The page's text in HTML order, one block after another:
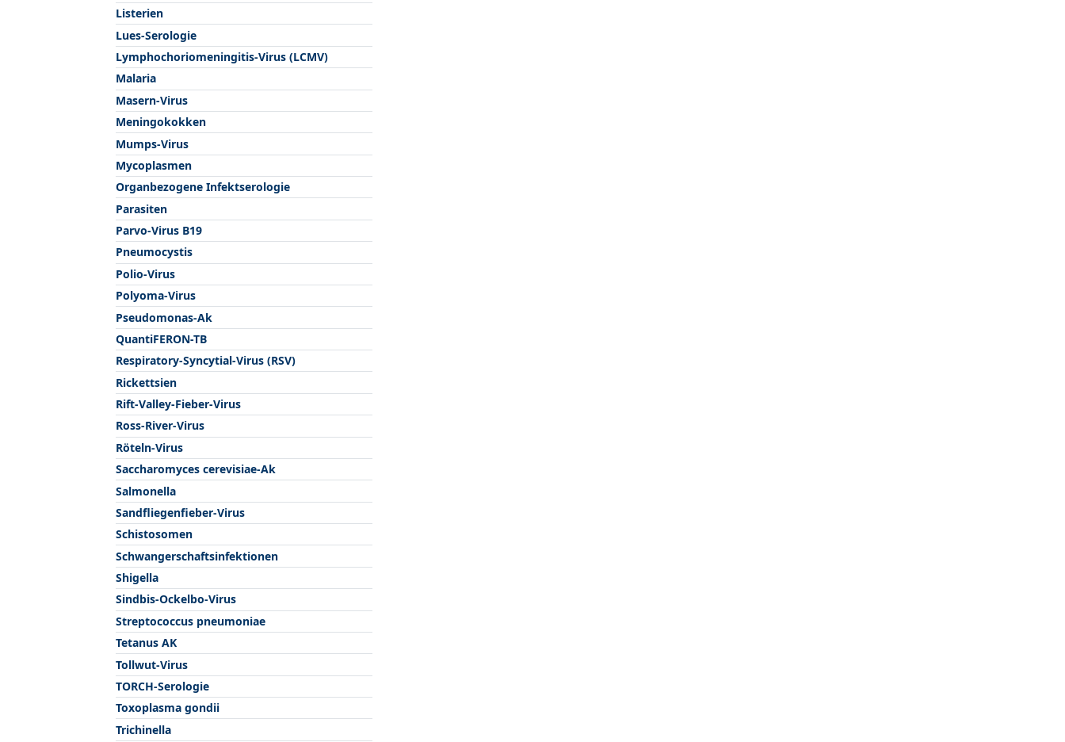
Listerien
Lues-Serologie
Lymphochoriomeningitis-Virus (LCMV)
Malaria
Masern-Virus
Meningokokken
Mumps-Virus
Mycoplasmen
Organbezogene Infektserologie
Parasiten
Parvo-Virus B19
Pneumocystis
Polio-Virus
Polyoma-Virus
Pseudomonas-Ak
QuantiFERON-TB
Respiratory-Syncytial-Virus (RSV)
Rickettsien
Rift-Valley-Fieber-Virus
Ross-River-Virus
Röteln-Virus
Saccharomyces cerevisiae-Ak
Salmonella
Sandfliegenfieber-Virus
Schistosomen
Schwangerschaftsinfektionen
Shigella
Sindbis-Ockelbo-Virus
Streptococcus pneumoniae
Tetanus AK
Tollwut-Virus
TORCH-Serologie
Toxoplasma gondii
Trichinella